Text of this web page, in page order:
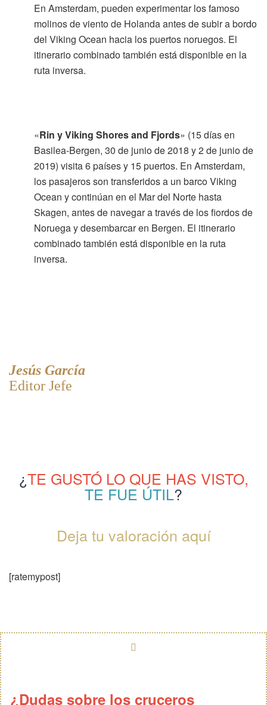
En Amsterdam, pueden experimentar los famoso
molinos de viento de Holanda antes de subir a bordo
del Viking Ocean hacia los puertos noruegos. El
itinerario combinado también está disponible en la
ruta inversa.
«Rin y Viking Shores and Fjords» (15 días en
Basilea-Bergen, 30 de junio de 2018 y 2 de junio de
2019) visita 6 países y 15 puertos. En Amsterdam,
los pasajeros son transferidos a un barco Viking
Ocean y continúan en el Mar del Norte hasta
Skagen, antes de navegar a través de los fiordos de
Noruega y desembarcar en Bergen. El itinerario
combinado también está disponible en la ruta
inversa.
Jesús García
Editor Jefe
¿TE GUSTÓ LO QUE HAS VISTO,
TE FUE ÚTIL?
Deja tu valoración aquí
[ratemypost]
¿Dudas sobre los cruceros